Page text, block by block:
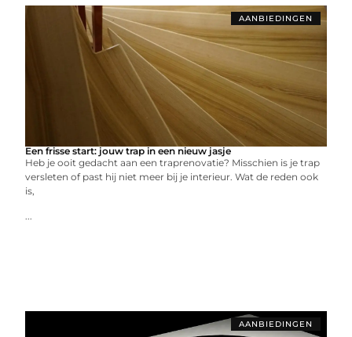
AANBIEDINGEN
Een frisse start: jouw trap in een nieuw jasje
Heb je ooit gedacht aan een traprenovatie? Misschien is je trap
versleten of past hij niet meer bij je interieur. Wat de reden ook
is,
...
AANBIEDINGEN